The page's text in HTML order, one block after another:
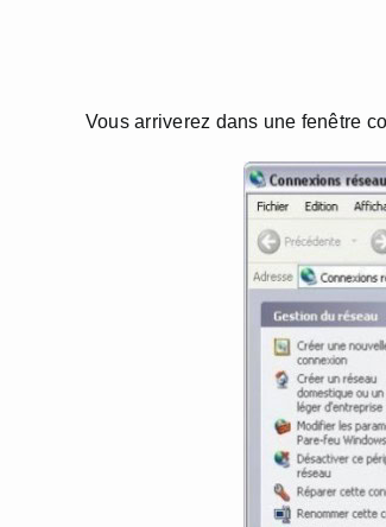
Vous arriverez dans une fenêtre